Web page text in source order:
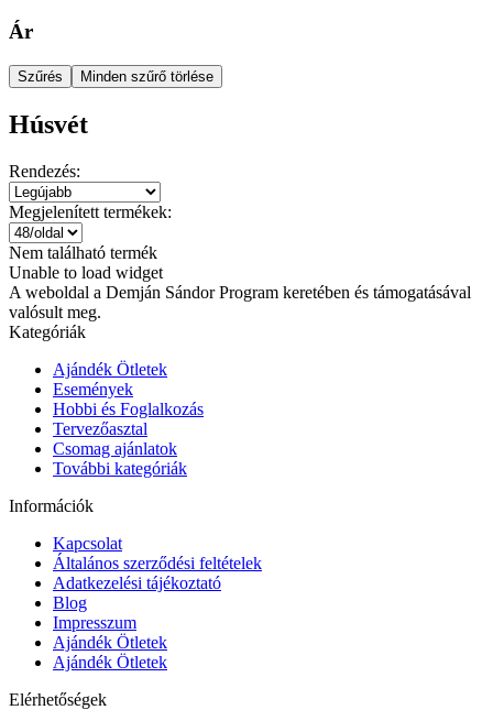
Ár
Szűrés Minden szűrő törlése
Húsvét
Rendezés:
Megjelenített termékek:
Nem található termék
Unable to load widget
A weboldal a Demján Sándor Program keretében és támogatásával
valósult meg.
Kategóriák
Ajándék Ötletek
Események
Hobbi és Foglalkozás
Tervezőasztal
Csomag ajánlatok
További kategóriák
Információk
Kapcsolat
Általános szerződési feltételek
Adatkezelési tájékoztató
Blog
Impresszum
Ajándék Ötletek
Ajándék Ötletek
Elérhetőségek